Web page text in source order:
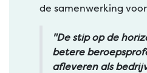
de samenwerking voor
"De stip op de
betere
afleveren als